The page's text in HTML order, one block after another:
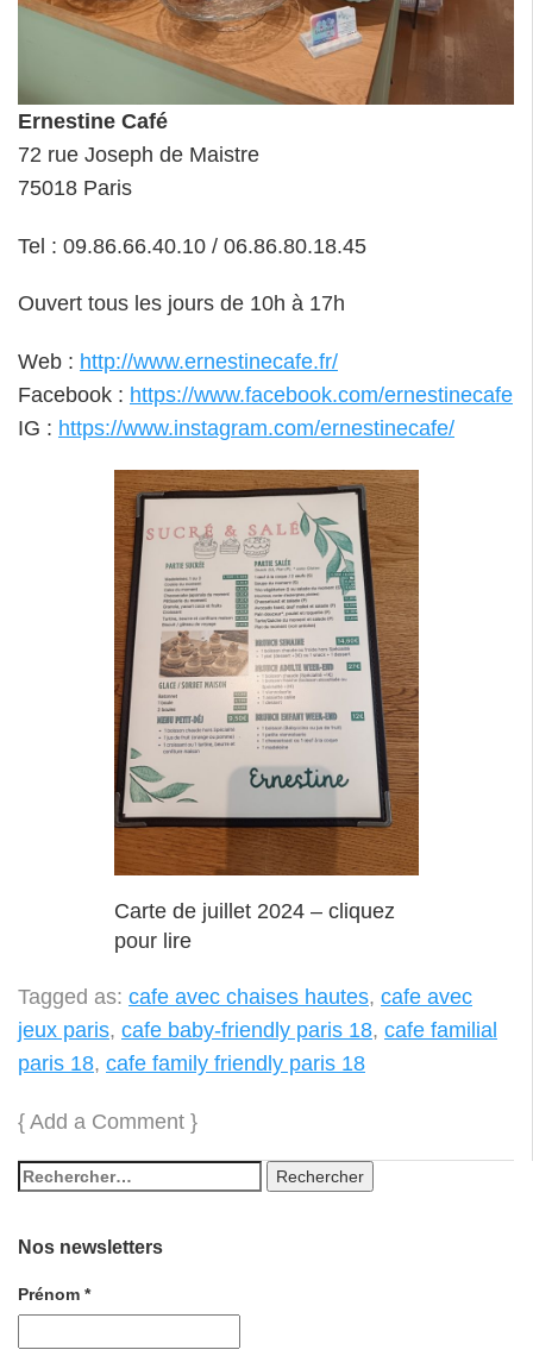
Ernestine Café
72 rue Joseph de Maistre
75018 Paris
Tel : 09.86.66.40.10 / 06.86.80.18.45
Ouvert tous les jours de 10h à 17h
Web : http://www.ernestinecafe.fr/
Facebook : https://www.facebook.com/ernestinecafe
IG : https://www.instagram.com/ernestinecafe/
Carte de juillet 2024 – cliquez
pour lire
Tagged as: cafe avec chaises hautes, cafe avec
jeux paris, cafe baby-friendly paris 18, cafe familial
paris 18, cafe family friendly paris 18
{ Add a Comment }
Nos newsletters
Prénom *